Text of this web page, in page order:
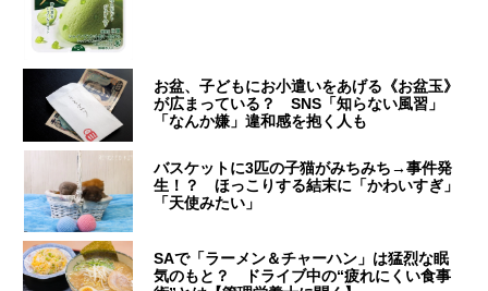
お盆、子どもにお小遣いをあげる《お盆玉》
が広まっている？ SNS「知らない風習」
「なんか嫌」違和感を抱く人も
バスケットに3匹の子猫がみちみち→事件発
生！？ ほっこりする結末に「かわいすぎ」
「天使みたい」
SAで「ラーメン＆チャーハン」は猛烈な眠
気のもと？ ドライブ中の“疲れにくい食事